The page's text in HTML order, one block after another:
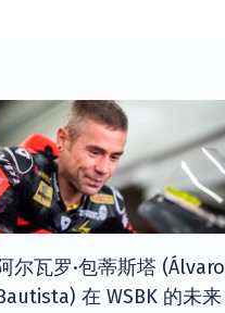
尔瓦罗·包蒂斯塔 (Álvaro
在 WSBK 的未来